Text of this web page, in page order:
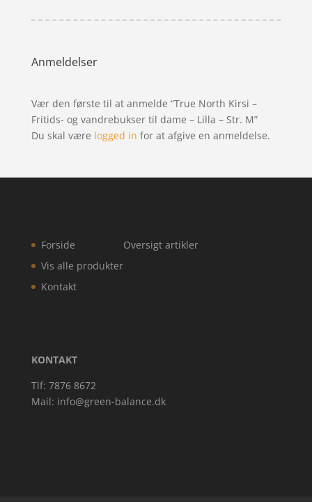
Anmeldelser
Vær den første til at anmelde “True North Kirsi –
Fritids- og vandrebukser til dame – Lilla – Str. M”
Du skal være logged in for at afgive en anmeldelse.
Forside
Vis alle produkter
Kontakt
Oversigt artikler
KONTAKT
Tlf: 7876 8672
Mail: info@green-balance.dk